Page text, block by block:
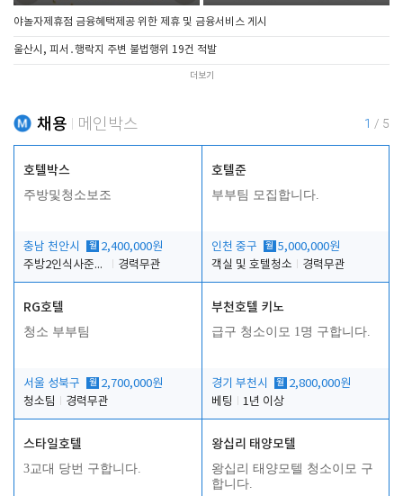
야놀자제휴점 금융혜택제공 위한 제휴 및 금융서비스 게시
울산시, 피서․행락지 주변 불법행위 19건 적발
더보기
채용 메인박스 1 / 5
호텔박스
주방및청소보조
충남 천안시 월 2,400,000원
주방2인식사준비및청소린렌보조
경력무관
호텔준
부부팀 모집합니다.
인천 중구 월 5,000,000원
객실 및 호텔청소
경력무관
RG호텔
청소 부부팀
서울 성북구 월 2,700,000원
청소팀
경력무관
부천호텔 키노
급구 청소이모 1명 구합니다.
경기 부천시 월 2,800,000원
베팅
1년 이상
스타일호텔
3교대 당번 구합니다.
왕십리 태양모텔
왕십리 태양모텔 청소이모 구
합니다.